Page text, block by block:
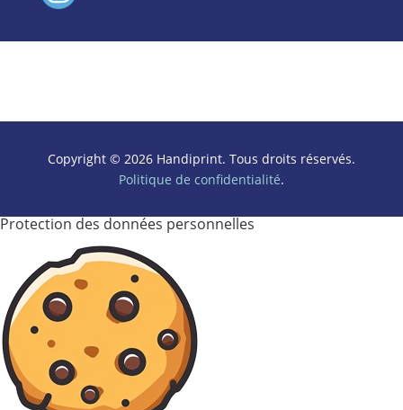
Copyright © 2026 Handiprint. Tous droits réservés.
Politique de confidentialité.
Protection des données personnelles